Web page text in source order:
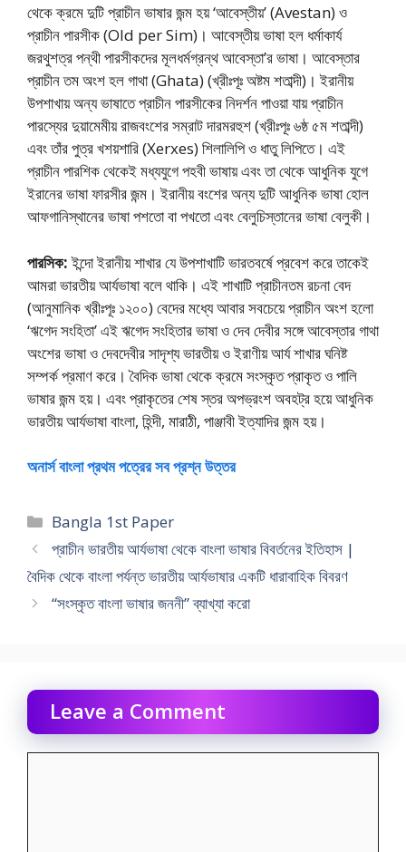
থেকে ক্রমে দুটি প্রাচীন ভাষার জন্ম হয় ‘আবেস্তীয়’ (Avestan) ও
প্রাচীন পারসীক (Old per Sim)। আবেস্তীয় ভাষা হল ধর্মাকার্য
জরথুশত্র পন্থী পারসীকদের মূলধর্মগ্রন্থ আবেস্তা’র ভাষা। আবেস্তার
প্রাচীন তম অংশ হল গাথা (Ghata) (খ্রীঃপূঃ অষ্টম শতাব্দী)। ইরানীয়
উপশাখায় অন্য ভাষাতে প্রাচীন পারসীকের নিদর্শন পাওয়া যায় প্রাচীন
পারস্যের দুয়ামেমীয় রাজবংশের সম্রাট দারমরহুশ (খ্রীঃপূঃ ৬ষ্ঠ ৫ম শতাব্দী)
এবং তাঁর পুত্র খশয়শারি (Xerxes) শিলালিপি ও ধাতু লিপিতে। এই
প্রাচীন পারশিক থেকেই মধ্যযুগে পহবী ভাষায় এবং তা থেকে আধুনিক যুগে
ইরানের ভাষা ফারসীর জন্ম। ইরানীয় বংশের অন্য দুটি আধুনিক ভাষা হােল
আফগানিস্থানের ভাষা পশতাে বা পখতাে এবং বেলুচিস্তানের ভাষা বেলুকী।
পারসিক:ইন্দো ইরানীয় শাখার যে উপশাখাটি ভারতবর্ষে প্রবেশ করে তাকেই
আমরা ভারতীয় আর্যভাষা বলে থাকি। এই শাখাটি প্রাচীনতম রচনা বেদ
(আনুমানিক খ্রীঃপূঃ ১২০০) বেদের মধ্যে আবার সবচেয়ে প্রাচীন অংশ হলাে
‘ঋগেদ সংহিতা’ এই ঋগেদ সংহিতার ভাষা ও দেব দেবীর সঙ্গে আবেস্তার গাথা
অংশের ভাষা ও দেবদেবীর সাদৃশ্য ভারতীয় ও ইরাণীয় আর্য শাখার ঘনিষ্ট
সম্পর্ক প্রমাণ করে। বৈদিক ভাষা থেকে ক্রমে সংস্কৃত প্রাকৃত ও পালি
ভাষার জন্ম হয়। এবং প্রাকৃতের শেষ স্তর অপভ্রংশ অবহট্র হয়ে আধুনিক
ভারতীয় আর্যভাষা বাংলা, হিন্দী, মারাঠী, পাঞ্জাবী ইত্যাদির জন্ম হয়।
অনার্স বাংলা প্রথম পত্রের সব প্রশ্ন উত্তর
Categories
Bangla 1st Paper
প্রাচীন ভারতীয় আর্যভাষা থেকে বাংলা ভাষার বিবর্তনের ইতিহাস |
বৈদিক থেকে বাংলা পর্যন্ত ভারতীয় আর্যভাষার একটি ধারাবাহিক বিবরণ
“সংস্কৃত বাংলা ভাষার জননী” ব্যাখ্যা করাে
Leave a Comment